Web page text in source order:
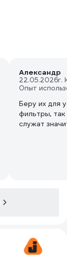
Александр
22.05.2026г.
Опыт
Беру их для
фильтры,
служат